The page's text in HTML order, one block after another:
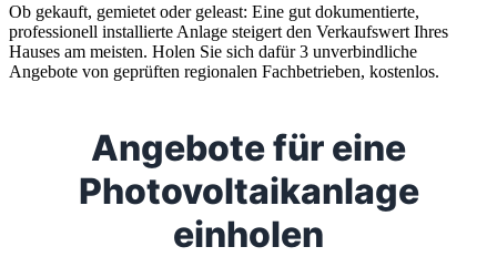
Ob gekauft, gemietet oder geleast: Eine gut dokumentierte,
professionell installierte Anlage steigert den Verkaufswert Ihres
Hauses am meisten. Holen Sie sich dafür 3 unverbindliche
Angebote von geprüften regionalen Fachbetrieben, kostenlos.
Angebote für eine
Photovoltaikanlage
einholen